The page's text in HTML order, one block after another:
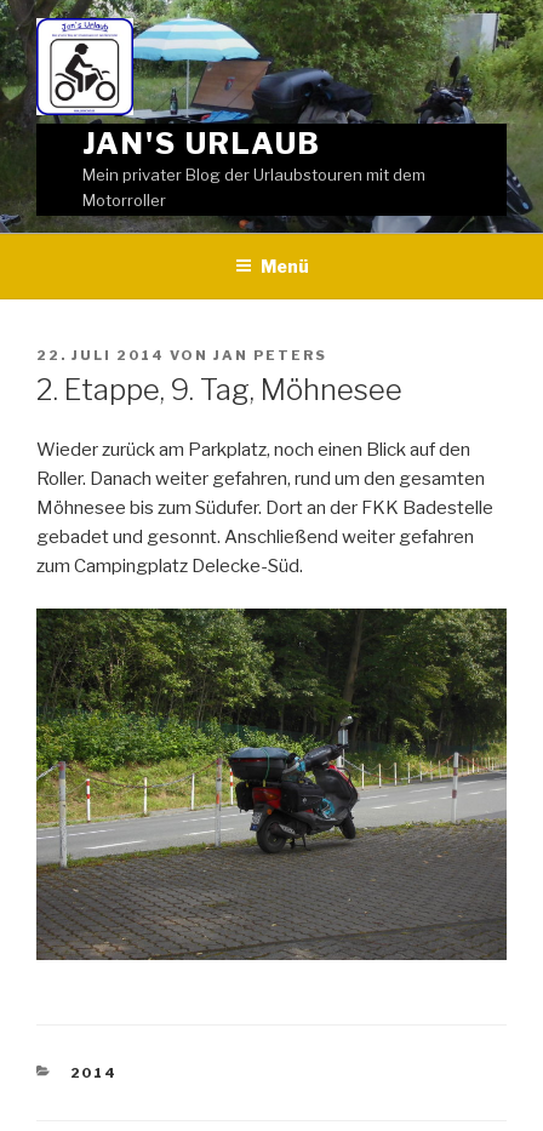
Weiter
zum
Inhalt
JAN'S URLAUB
Mein privater Blog der Urlaubstouren mit dem
Motorroller
Menü
VERÖFFENTLICHT
AM
22. JULI 2014 VON JAN PETERS
2. Etappe, 9. Tag, Möhnesee
Wieder zurück am Parkplatz, noch einen Blick auf den
Roller. Danach weiter gefahren, rund um den gesamten
Möhnesee bis zum Südufer. Dort an der FKK Badestelle
gebadet und gesonnt. Anschließend weiter gefahren
zum Campingplatz Delecke-Süd.
KATEGORIEN
2014